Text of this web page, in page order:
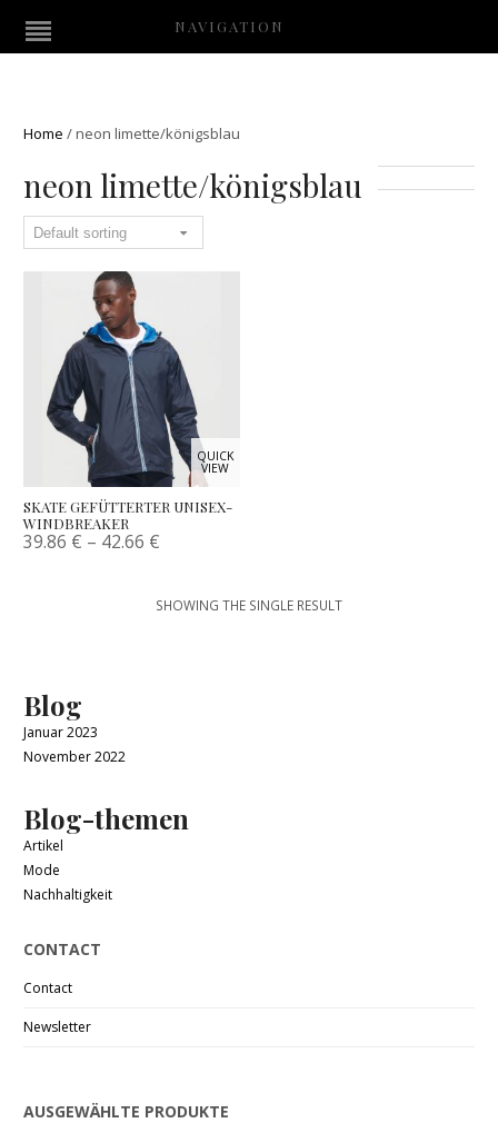
NAVIGATION
Home /neon limette/königsblau
neon limette/königsblau
QUICK
VIEW
SKATE GEFÜTTERTER UNISEX-
WINDBREAKER
39.86 € – 42.66 €
SHOWING THE SINGLE RESULT
Blog
Januar 2023
November 2022
Blog-themen
Artikel
Mode
Nachhaltigkeit
CONTACT
Contact
Newsletter
AUSGEWÄHLTE PRODUKTE